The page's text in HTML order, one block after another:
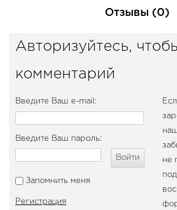
Отзывы (0)
Авторизуйтесь,
комментарий
Введите Ваш e-mail:
Введите Ваш пароль:
Войти
Запомнить меня
Регистрация
не